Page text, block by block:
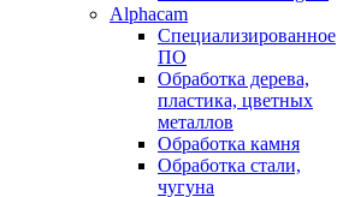
Alphacam
Специализированное
ПО
Обработка дерева,
пластика, цветных
металлов
Обработка камня
Обработка стали,
чугуна